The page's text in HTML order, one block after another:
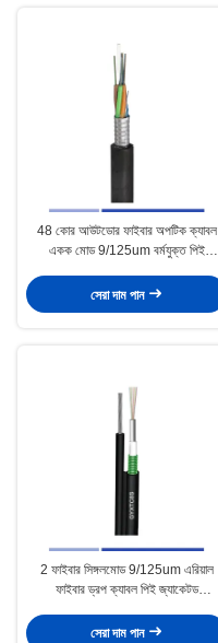
48 কোর আউটডোর ফাইবার অপটিক ক্যাবল
একক মোড 9/125um বর্মযুক্ত পিই
সেরা দাম পান
2 ফাইবার সিঙ্গলমোড 9/125um এরিয়াল
ফাইবার ড্রপ ক্যাবল পিই জ্যাকেটড
সেরা দাম পান